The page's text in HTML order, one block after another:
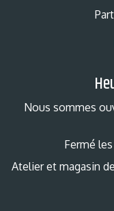
Nous sommes
Fermé
Atelier et magasin